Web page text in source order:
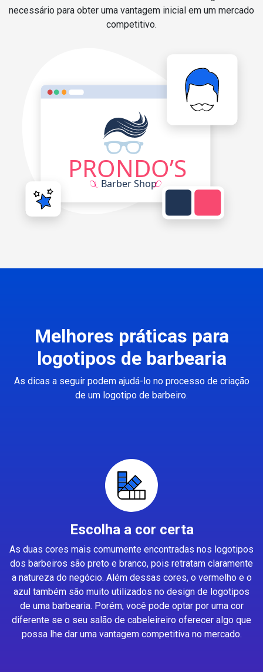
necessário para obter uma vantagem inicial em um mercado
competitivo.
Melhores práticas para
logotipos de barbearia
As dicas a seguir podem ajudá-lo no processo de criação
de um logotipo de barbeiro.
Escolha a cor certa
As duas cores mais comumente encontradas nos logotipos
dos barbeiros são preto e branco, pois retratam claramente
a natureza do negócio. Além dessas cores, o vermelho e o
azul também são muito utilizados no design de logotipos
de uma barbearia. Porém, você pode optar por uma cor
diferente se o seu salão de cabeleireiro oferecer algo que
possa lhe dar uma vantagem competitiva no mercado.